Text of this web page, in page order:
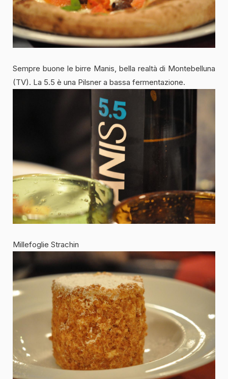
Sempre buone le birre Manis, bella realtà di Montebelluna
(TV). La 5.5 è una Pilsner a bassa fermentazione.
Millefoglie Strachin